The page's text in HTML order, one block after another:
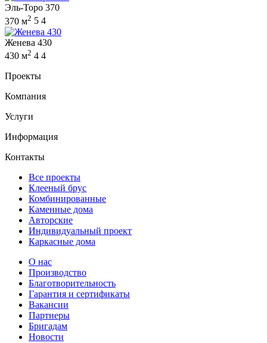
Эль-Торо 370
370 м2 5 4
Женева 430
430 м2 4 4
Проекты
Компания
Услуги
Информация
Контакты
Все проекты
Клееный брус
Комбинированные
Каменные дома
Авторские
Индивидуальный проект
Каркасные дома
О нас
Производство
Благотворительность
Гарантия и сертификаты
Вакансии
Партнеры
Бригадам
Новости